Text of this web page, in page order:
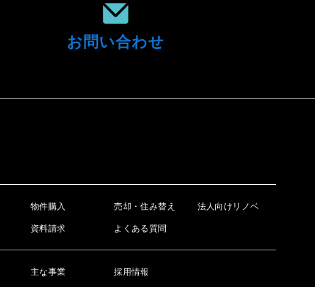
お問い合わせ
物件購入 売却・住み替え 法人向けリノベ
資料請求 よくある質問
主な事業 採用情報